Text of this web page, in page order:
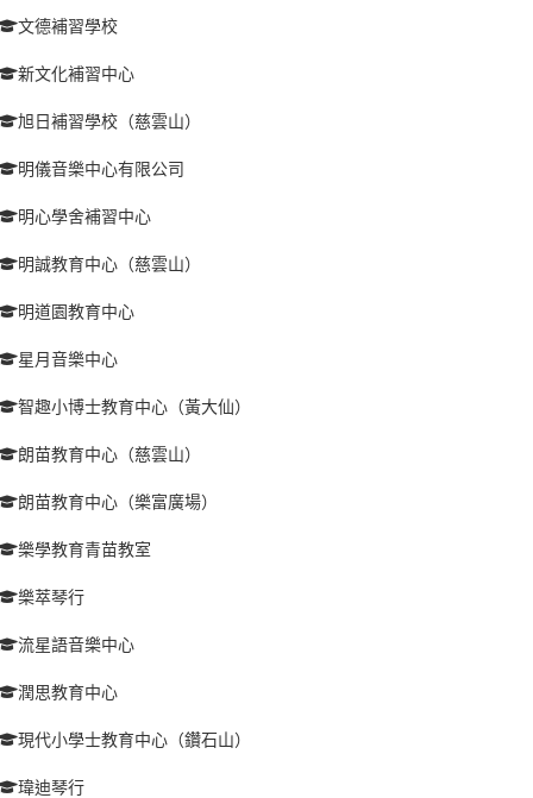
文德補習學校
新文化補習中心
旭日補習學校（慈雲山）
明儀音樂中心有限公司
明心學舍補習中心
明誠教育中心（慈雲山）
明道園教育中心
星月音樂中心
智趣小博士教育中心（黃大仙）
朗苗教育中心（慈雲山）
朗苗教育中心（樂富廣場）
樂學教育青苗教室
樂萃琴行
流星語音樂中心
潤思教育中心
現代小學士教育中心（鑽石山）
瑋迪琴行